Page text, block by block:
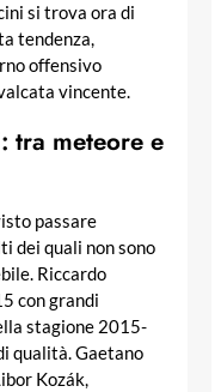
si trova ora di
tendenza,
offensivo
vincente.
tra meteore e
passare
dei quali non sono
Riccardo
con grandi
stagione 2015-
qualità. Gaetano
Kozák,